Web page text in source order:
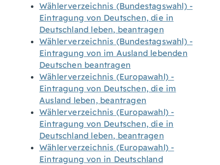
Wählerverzeichnis (Bundestagswahl) -
Eintragung von Deutschen, die in
Deutschland leben, beantragen
Wählerverzeichnis (Bundestagswahl) -
Eintragung von im Ausland lebenden
Deutschen beantragen
Wählerverzeichnis (Europawahl) -
Eintragung von Deutschen, die im
Ausland leben, beantragen
Wählerverzeichnis (Europawahl) -
Eintragung von Deutschen, die in
Deutschland leben, beantragen
Wählerverzeichnis (Europawahl) -
Eintragung von in Deutschland